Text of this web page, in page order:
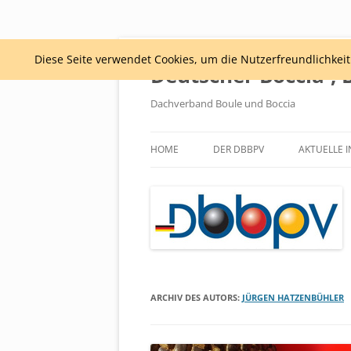
Deutscher Boccia-,
Dachverband Boule und Boccia
HOME DER DBBPV
SATZUNG
AKTUELLE
ARCHIV DES AUTORS: JÜRGEN HATZENBÜHLER
Diese Seite verwendet Cookies, um die